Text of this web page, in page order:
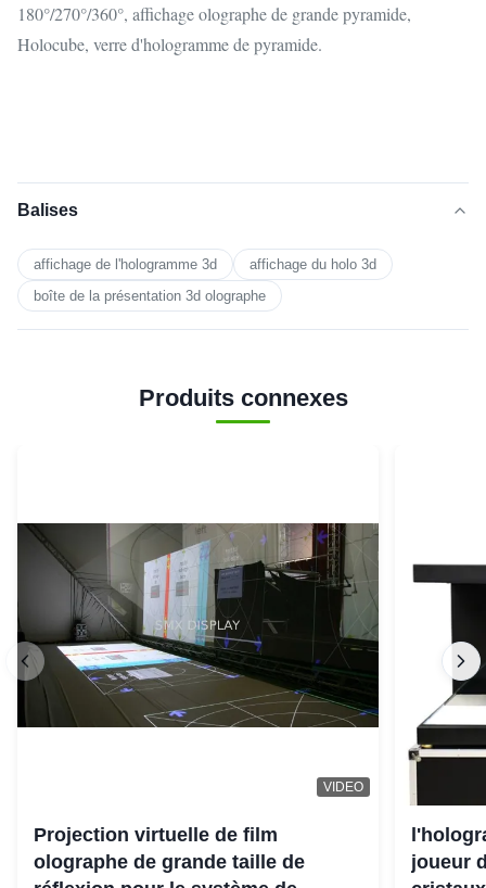
180°/270°/360°, affichage olographe de grande pyramide,
Holocube, verre d'hologramme de pyramide.
Balises
affichage de l'hologramme 3d
affichage du holo 3d
boîte de la présentation 3d olographe
Produits connexes
VIDEO
Projection virtuelle de film
olographe de grande taille de
joueur